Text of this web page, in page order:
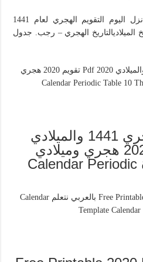
بداية اختبار الفصل الدراسي. نزل اليوم التقويم الهجري لعام 1441
والتاريخ الميلاديالتاريخ الهجري – رجب. جدول
تحميل التقويم الهجري 1441 والميلادي
2020 Pdf تقويم 2020 هجري وميلادي
صورة عالية الجودة Calendar Periodic